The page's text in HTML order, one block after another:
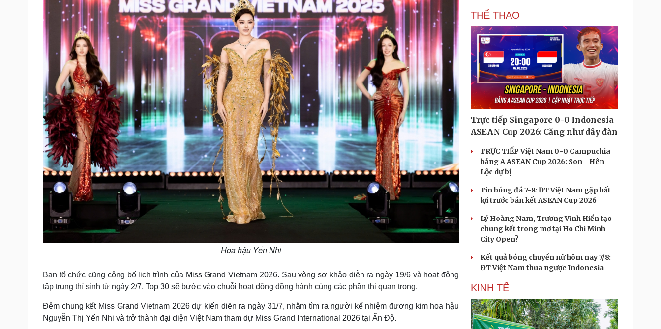
Hoa hậu Yến Nhi
Ban tổ chức cũng công bố lịch trình của Miss Grand Vietnam 2026. Sau vòng sơ khảo diễn ra ngày 19/6 và hoạt động
tập trung thí sinh từ ngày 2/7, Top 30 sẽ bước vào chuỗi hoạt động đồng hành cùng các phần thi quan trọng.
Đêm chung kết Miss Grand Vietnam 2026 dự kiến diễn ra ngày 31/7, nhằm tìm ra người kế nhiệm đương kim hoa hậu
Nguyễn Thị Yến Nhi và trở thành đại diện Việt Nam tham dự Miss Grand International 2026 tại Ấn Độ.
THỂ THAO
Trực tiếp Singapore 0-0 Indonesia
ASEAN Cup 2026: Căng như dây đàn
TRỰC TIẾP Việt Nam 0-0 Campuchia
bảng A ASEAN Cup 2026: Son - Hên -
Lộc dự bị
Tin bóng đá 7-8: ĐT Việt Nam gặp bất
lợi trước bán kết ASEAN Cup 2026
Lý Hoàng Nam, Trương Vinh Hiển tạo
chung kết trong mơ tại Ho Chi Minh
City Open?
Kết quả bóng chuyền nữ hôm nay 7/8:
ĐT Việt Nam thua ngược Indonesia
KINH TẾ